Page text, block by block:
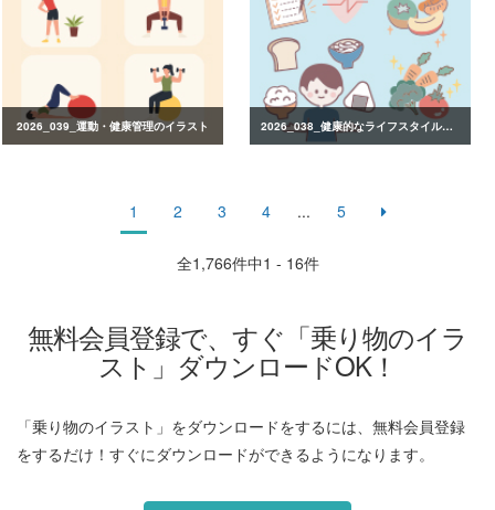
2026_039_運動・健康管理のイラスト 2026_038_健康的なライフスタイルのイラスト
1 2 3 4 ... 5
全1,766件中1 - 16件
無料会員登録で、すぐ「乗り物のイラ
スト」ダウンロードOK！
「乗り物のイラスト」をダウンロードをするには、無料会員登録
をするだけ！すぐにダウンロードができるようになります。